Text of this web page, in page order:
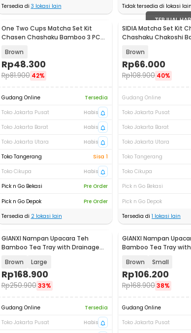
Tersedia di 3 lokasi lain
Tidak tersedia di lokasi lain
One Two Cups Matcha Set Kit
Chasen Chashaku Bamboo 3 PCS
Brown
Rp48.300
Rp81.900 42%
Gudang Online
Tersedia
Toko Jakarta Pusat
Habis
Toko Jakarta Barat
Habis
Toko Jakarta Utara
Habis
Toko Tangerang
Sisa 1
Toko Cikupa
Habis
Pick n Go Bekasi
Pre Order
Pick n Go Depok
Pre Order
Tersedia di 2lokasi lain
TERJUAL
SIDIA Matcha Set Kit
Chashaku Chakoshi
Brown
Rp66.000
Rp108.900 40%
Gudang Online
Toko Jakarta Pusat
Toko Jakarta Barat
Toko Jakarta Utara
Toko Tangerang
Toko Cikupa
Pick n Go Bekasi
Pick n Go Depok
Tersedia di 1 lokasi lain
GIANXI Nampan Upacara Teh
Bamboo Tea Tray with Drainage
Brown Large
Rp168.900
Rp250.900 33%
Gudang Online
Tersedia
Toko Jakarta Pusat
Habis
GIANXI Nampan
Bamboo Tea Tray
Brown Small
Rp106.200
Rp168.90038%
Gudang Online
Toko Jakarta Pusat